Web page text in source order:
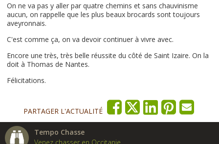
On ne va pas y aller par quatre chemins et sans chauvinisme
aucun, on rappelle que les plus beaux brocards sont toujours
aveyronnais.
C'est comme ça, on va devoir continuer à vivre avec.
Encore une très, très belle réussite du côté de Saint Izaire. On la
doit à Thomas de Nantes.
Félicitations.
PARTAGER L'ACTUALITÉ
Tempo Chasse